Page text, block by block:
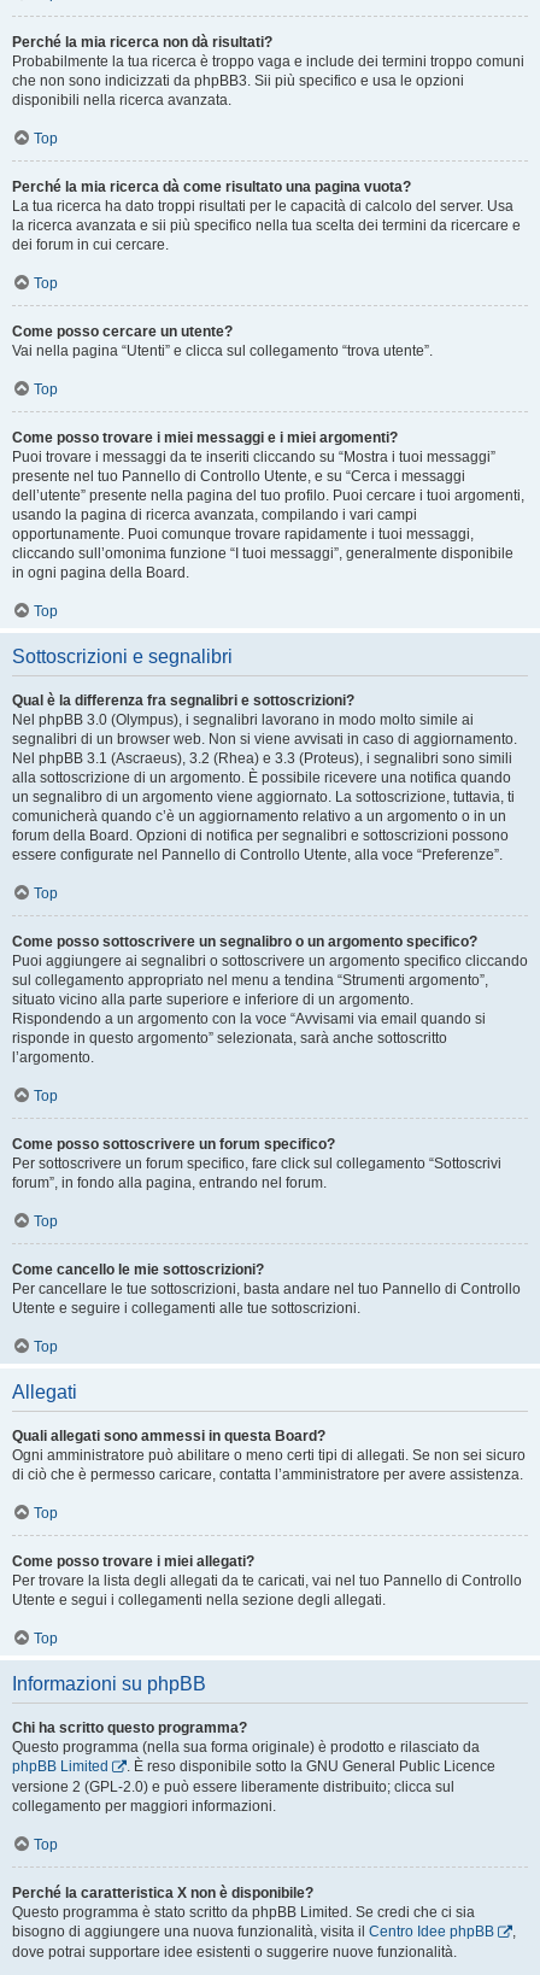
Perché la mia ricerca non dà risultati?
Probabilmente la tua ricerca è troppo vaga e include dei termini troppo comuni
che non sono indicizzati da phpBB3. Sii più specifico e usa le opzioni
disponibili nella ricerca avanzata.
Top
Perché la mia ricerca dà come risultato una pagina vuota?
La tua ricerca ha dato troppi risultati per le capacità di calcolo del server. Usa
la ricerca avanzata e sii più specifico nella tua scelta dei termini da ricercare e
dei forum in cui cercare.
Top
Come posso cercare un utente?
Vai nella pagina “Utenti” e clicca sul collegamento “trova utente”.
Top
Come posso trovare i miei messaggi e i miei argomenti?
Puoi trovare i messaggi da te inseriti cliccando su “Mostra i tuoi messaggi”
presente nel tuo Pannello di Controllo Utente, e su “Cerca i messaggi
dell’utente” presente nella pagina del tuo profilo. Puoi cercare i tuoi argomenti,
usando la pagina di ricerca avanzata, compilando i vari campi
opportunamente. Puoi comunque trovare rapidamente i tuoi messaggi,
cliccando sull’omonima funzione “I tuoi messaggi”, generalmente disponibile
in ogni pagina della Board.
Top
Sottoscrizioni e segnalibri
Qual è la differenza fra segnalibri e sottoscrizioni?
Nel phpBB 3.0 (Olympus), i segnalibri lavorano in modo molto simile ai
segnalibri di un browser web. Non si viene avvisati in caso di aggiornamento.
Nel phpBB 3.1 (Ascraeus), 3.2 (Rhea) e 3.3 (Proteus), i segnalibri sono simili
alla sottoscrizione di un argomento. È possibile ricevere una notifica quando
un segnalibro di un argomento viene aggiornato. La sottoscrizione, tuttavia, ti
comunicherà quando c’è un aggiornamento relativo a un argomento o in un
forum della Board. Opzioni di notifica per segnalibri e sottoscrizioni possono
essere configurate nel Pannello di Controllo Utente, alla voce “Preferenze”.
Top
Come posso sottoscrivere un segnalibro o un argomento specifico?
Puoi aggiungere ai segnalibri o sottoscrivere un argomento specifico cliccando
sul collegamento appropriato nel menu a tendina “Strumenti argomento”,
situato vicino alla parte superiore e inferiore di un argomento.
Rispondendo a un argomento con la voce “Avvisami via email quando si
risponde in questo argomento” selezionata, sarà anche sottoscritto
l’argomento.
Top
Come posso sottoscrivere un forum specifico?
Per sottoscrivere un forum specifico, fare click sul collegamento “Sottoscrivi
forum”, in fondo alla pagina, entrando nel forum.
Top
Come cancello le mie sottoscrizioni?
Per cancellare le tue sottoscrizioni, basta andare nel tuo Pannello di Controllo
Utente e seguire i collegamenti alle tue sottoscrizioni.
Top
Allegati
Quali allegati sono ammessi in questa Board?
Ogni amministratore può abilitare o meno certi tipi di allegati. Se non sei sicuro
di ciò che è permesso caricare, contatta l’amministratore per avere assistenza.
Top
Come posso trovare i miei allegati?
Per trovare la lista degli allegati da te caricati, vai nel tuo Pannello di Controllo
Utente e segui i collegamenti nella sezione degli allegati.
Top
Informazioni su phpBB
Chi ha scritto questo programma?
Questo programma (nella sua forma originale) è prodotto e rilasciato da
phpBB Limited
. È reso disponibile sotto la GNU General Public Licence
versione 2 (GPL-2.0) e può essere liberamente distribuito; clicca sul
collegamento per maggiori informazioni.
Top
Perché la caratteristica X non è disponibile?
Questo programma è stato scritto da phpBB Limited. Se credi che ci sia
bisogno di aggiungere una nuova funzionalità, visita il Centro Idee phpBB
,
dove potrai supportare idee esistenti o suggerire nuove funzionalità.